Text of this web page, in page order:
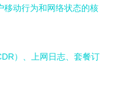
移动行为和网络状态的核
）、上网日志、套餐订